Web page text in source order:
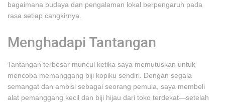
bagaimana budaya dan pengalaman lokal berpengaruh pada
rasa setiap cangkirnya.
Menghadapi Tantangan
Tantangan terbesar muncul ketika saya memutuskan untuk
mencoba memanggang biji kopiku sendiri. Dengan segala
semangat dan ambisi sebagai seorang pemula, saya membeli
alat pemanggang kecil dan biji hijau dari toko terdekat—setelah